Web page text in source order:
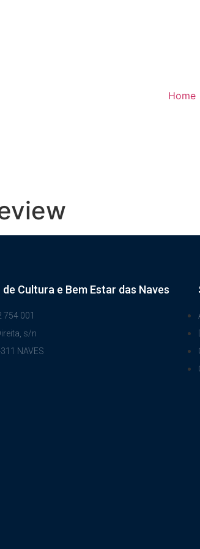
Home
Cultura e Bem Estar das Naves
754 001
s/n
NAVES